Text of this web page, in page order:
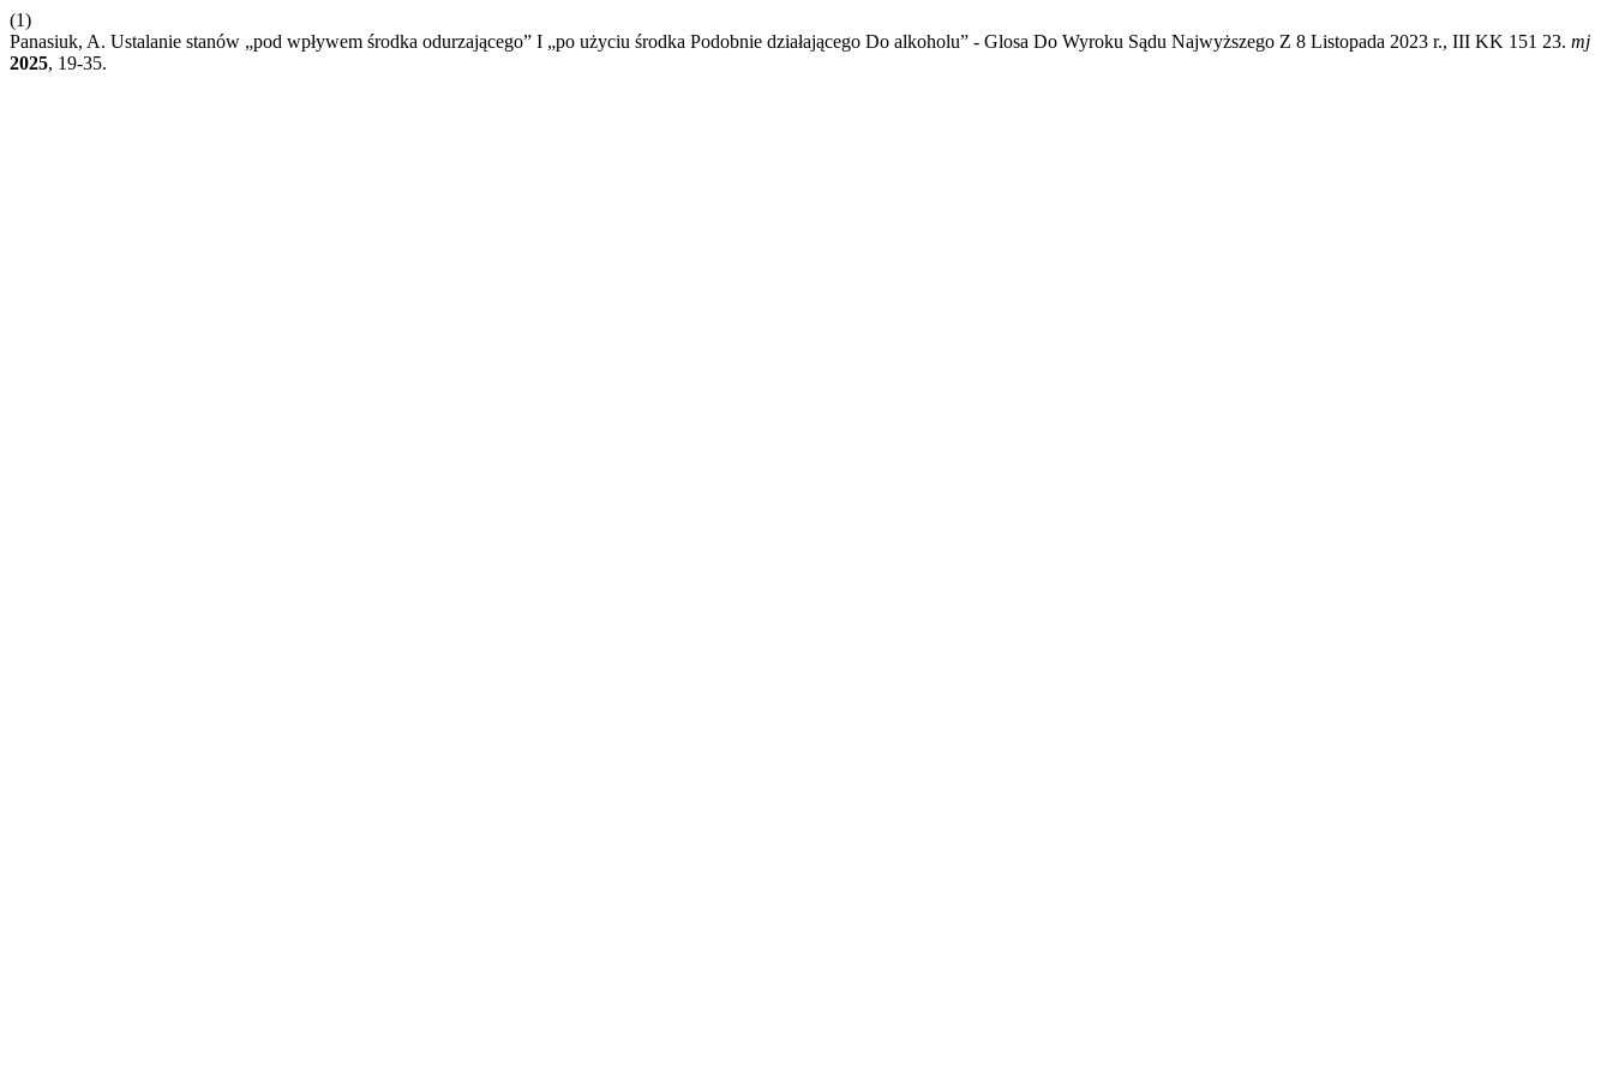
(1)
Panasiuk, A. Ustalanie stanów „pod wpływem środka odurzającego” I „po użyciu środka Podobnie działającego Do alkoholu” - Glosa Do Wyroku Sądu Najwyższego Z 8 Listopada 2023 r., III KK 151 23. mj
2025, 19-35.